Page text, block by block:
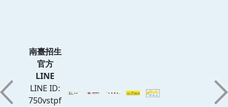
南臺招生
官方
LINE
LINE ID:
750vstpf